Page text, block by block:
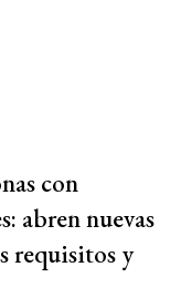
con
abren nuevas
requisitos y